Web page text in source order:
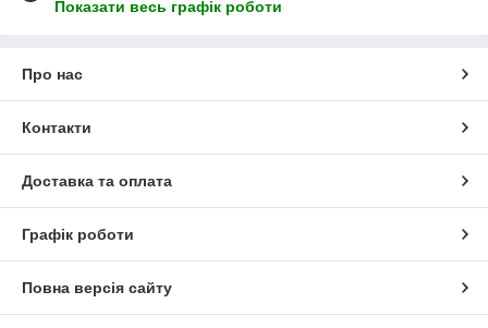
Показати весь графік роботи
Про нас
Контакти
Доставка та оплата
Графік роботи
Повна версія сайту